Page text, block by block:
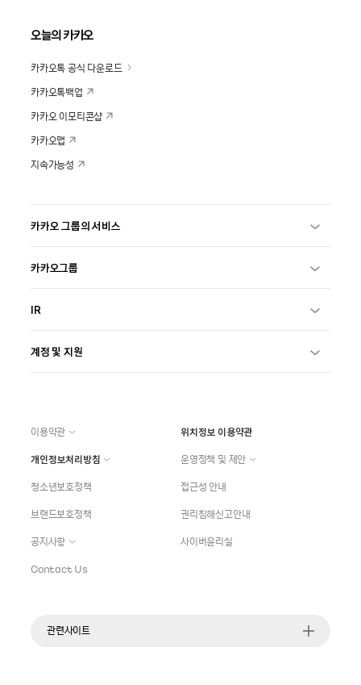
오늘의 카카오
카카오톡 공식 다운로드
카카오톡백업
카카오 이모티콘샵
카카오맵
지속가능성
카카오 그룹의 서비스
카카오그룹
IR
계정 및 지원
이용약관
위치정보 이용약관
개인정보처리방침
운영정책 및 제안
청소년보호정책
접근성 안내
브랜드보호정책
권리침해신고안내
공지사항
사이버윤리실
Contact Us
관련사이트